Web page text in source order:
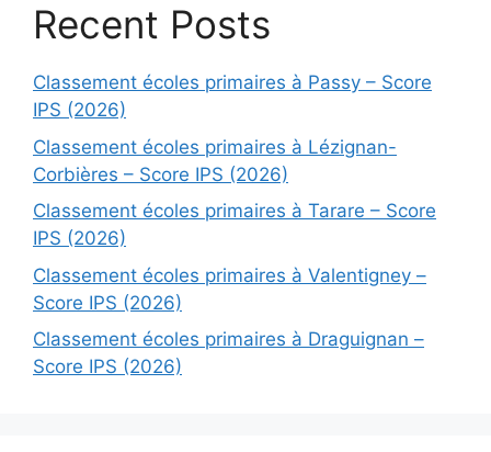
Recent Posts
Classement écoles primaires à Passy – Score
IPS (2026)
Classement écoles primaires à Lézignan-
Corbières – Score IPS (2026)
Classement écoles primaires à Tarare – Score
IPS (2026)
Classement écoles primaires à Valentigney –
Score IPS (2026)
Classement écoles primaires à Draguignan –
Score IPS (2026)